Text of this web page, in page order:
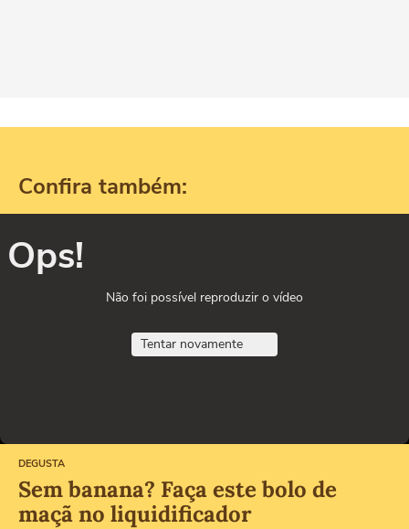
Confira também:
Ops!
Não foi possível reproduzir o vídeo
Tentar novamente
DEGUSTA
Sem banana? Faça este bolo de
maçã no liquidificador